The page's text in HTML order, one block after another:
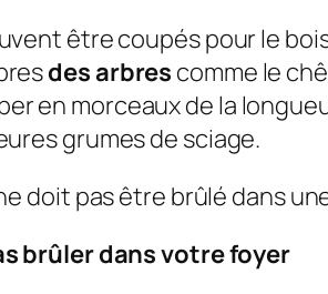
être coupés pour le
des arbres comme le
en morceaux de la
grumes de sciage.
doit pas être brûlé dans
brûler dans votre foyer